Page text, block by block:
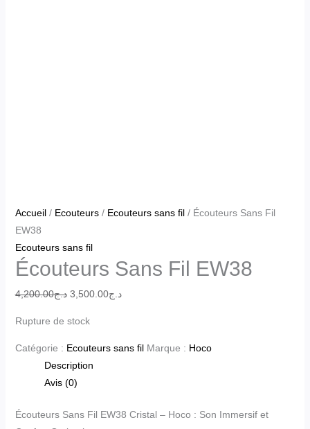
Accueil/ Ecouteurs/ Ecouteurs sans fil/ Écouteurs Sans Fil
EW38
Ecouteurs sans fil
Écouteurs Sans Fil EW38
د.ج4,200.00 د.ج3,500.00
Rupture de stock
Catégorie : Ecouteurs sans fil Marque : Hoco
Description
Avis (0)
Écouteurs Sans Fil EW38 Cristal – Hoco : Son Immersif et